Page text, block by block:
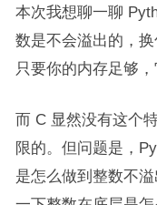
本次我想聊一聊
数是不会溢出的，
只要你的内存足够，
而 C 显然没有这个
限的。但问题是，
是怎么做到整数不